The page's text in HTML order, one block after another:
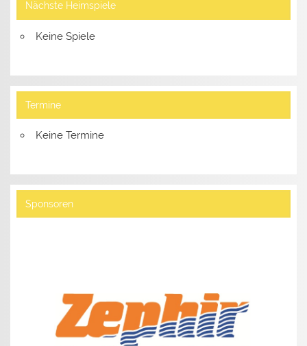
Nächste Heimspiele
Keine Spiele
Termine
Keine Termine
Sponsoren